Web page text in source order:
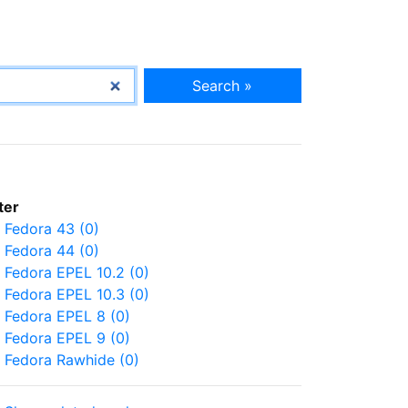
Search »
Fedora 43 (0)
Fedora 44 (0)
Fedora EPEL 10.2 (0)
Fedora EPEL 10.3 (0)
Fedora EPEL 8 (0)
Fedora EPEL 9 (0)
Fedora Rawhide (0)